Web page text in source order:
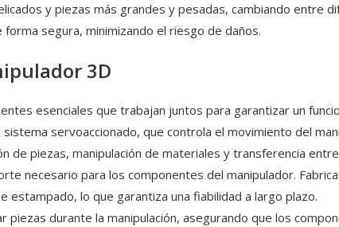
y piezas más grandes y pesadas, cambiando entre
segura, minimizando el riesgo de daños.
3D
esenciales que trabajan juntos para garantizar un
servoaccionado, que controla el movimiento del
de piezas, manipulación de materiales y transferencia
necesario para los componentes del manipulador.
lo que garantiza una fiabilidad a largo plazo.
piezas durante la manipulación, asegurando que los